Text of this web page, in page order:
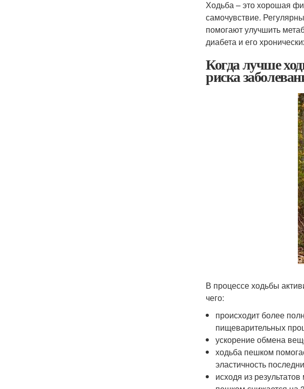
Ходьба – это хорошая
самочувствие.
помогают улучшить
диабета и его
Когда лучше
риска
В процессе ходьбы
чего:
происходит более
пищеварительных
ускорение обмена
ходьба пешком
эластичность
исходя из